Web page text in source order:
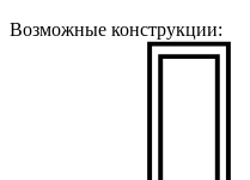
Возможные конструкции: